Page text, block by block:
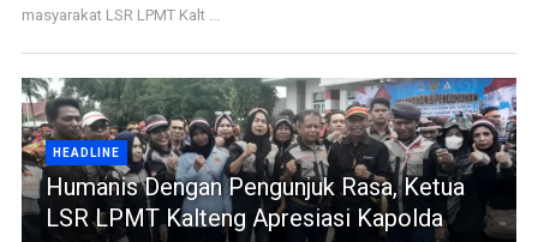
masyarakat LSR LPMT Kalt ...
HEADLINE
Humanis Dengan Pengunjuk Rasa, Ketua
LSR LPMT Kalteng Apresiasi Kapolda